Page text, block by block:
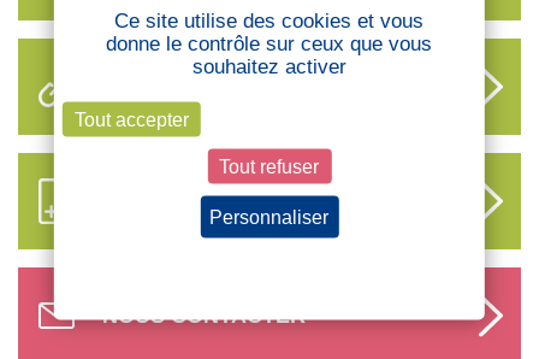
S’ABONNER AUX NOUVEAUX
CONTENUS CFTC
NOUS CONTACTER
Ce site utilise des cookies et vous
donne le contrôle sur ceux que vous
souhaitez activer
Tout accepter
Tout refuser
Personnaliser